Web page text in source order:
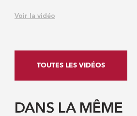
Voir la vidéo
TOUTES LES VIDÉOS
DANS LA MÊME